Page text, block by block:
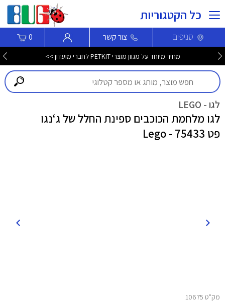
כל הקטגוריות
סניפים צור קשר 0
מחיר מיוחד על מגוון מוצרי PETKIT לחברי מועדון >>
לגו - LEGO
לגו מלחמת הכוכבים ספינת החלל של ג‘נגו
פט 75433 - Lego
מק"ט 10675